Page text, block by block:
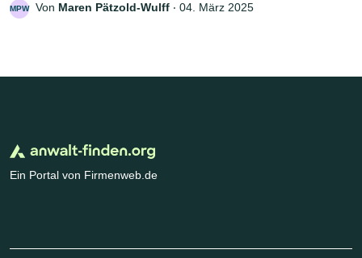
MPW Von Maren Pätzold-Wulff ‧ 04. März 2025
Ein Portal von Firmenweb.de